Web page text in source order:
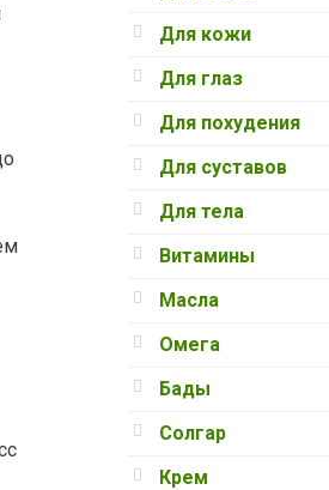
Для кожи
Для глаз
Для похудения
Для суставов
Для тела
Витамины
Масла
Омега
Бады
Солгар
Крем